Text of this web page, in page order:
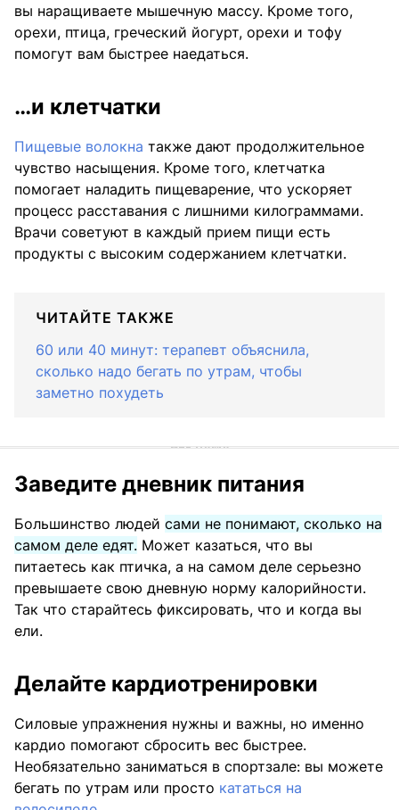
вы наращиваете мышечную массу. Кроме того,
орехи, птица, греческий йогурт, орехи и тофу
помогут вам быстрее наедаться.
…и клетчатки
Пищевые волокна также дают продолжительное
чувство насыщения. Кроме того, клетчатка
помогает наладить пищеварение, что ускоряет
процесс расставания с лишними килограммами.
Врачи советуют в каждый прием пищи есть
продукты с высоким содержанием клетчатки.
ЧИТАЙТЕ ТАКЖЕ
60 или 40 минут: терапевт объяснила,
сколько надо бегать по утрам, чтобы
заметно похудеть
Заведите дневник питания
Большинство людей сами не понимают, сколько на
самом деле едят. Может казаться, что вы
питаетесь как птичка, а на самом деле серьезно
превышаете свою дневную норму калорийности.
Так что старайтесь фиксировать, что и когда вы
ели.
Делайте кардиотренировки
Силовые упражнения нужны и важны, но именно
кардио помогают сбросить вес быстрее.
Необязательно заниматься в спортзале: вы можете
бегать по утрам или просто кататься на